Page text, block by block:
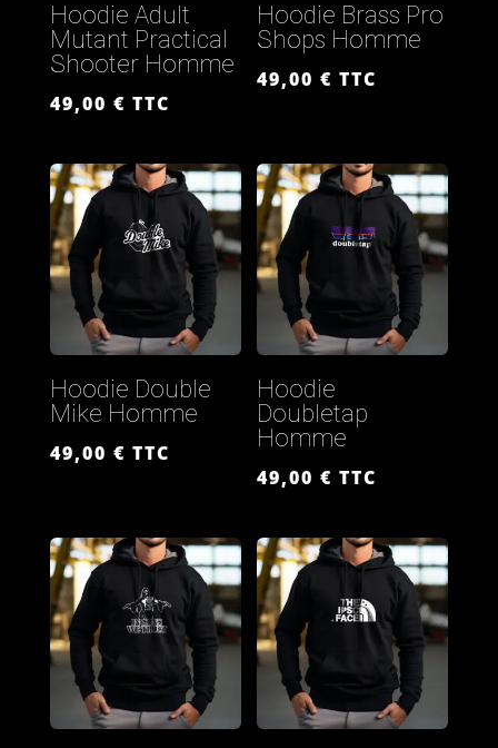
Hoodie Adult
Mutant Practical
Shooter Homme
49,00 € TTC
Hoodie Brass Pro
Shops Homme
49,00€ TTC
Hoodie Double
Mike Homme
49,00 € TTC
Hoodie
Doubletap
Homme
49,00€ TTC